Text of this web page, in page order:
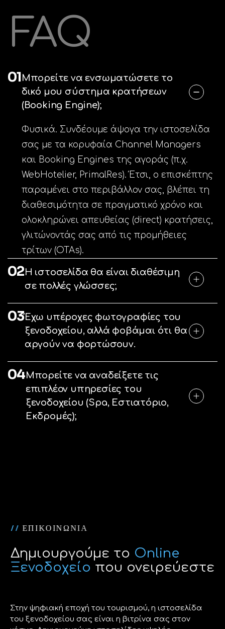
FAQ
01Μπορείτε να ενσωματώσετε το
δικό μου σύστημα κρατήσεων
(Booking Engine);
Φυσικά. Συνδέουμε άψογα την ιστοσελίδα
σας με τα κορυφαία Channel Managers
και Booking Engines της αγοράς (π.χ.
WebHotelier, PrimalRes). Έτσι, ο επισκέπτης
παραμένει στο περιβάλλον σας, βλέπει τη
διαθεσιμότητα σε πραγματικό χρόνο και
ολοκληρώνει απευθείας (direct) κρατήσεις,
γλιτώνοντάς σας από τις προμήθειες
τρίτων (OTAs).
02Η ιστοσελίδα θα είναι διαθέσιμη
σε πολλές γλώσσες;
03Έχω υπέροχες φωτογραφίες του
ξενοδοχείου, αλλά φοβάμαι ότι θα
αργούν να φορτώσουν.
04Μπορείτε να αναδείξετε τις
επιπλέον υπηρεσίες του
ξενοδοχείου (Spa, Εστιατόριο,
Εκδρομές);
// ΕΠΙΚΟΙΝΩΝΙΑ
Δημιουργούμε το Online
Ξενοδοχείο που ονειρεύεστε
Στην ψηφιακή εποχή του τουρισμού, η ιστοσελίδα
του ξενοδοχείου σας είναι η βιτρίνα σας στον